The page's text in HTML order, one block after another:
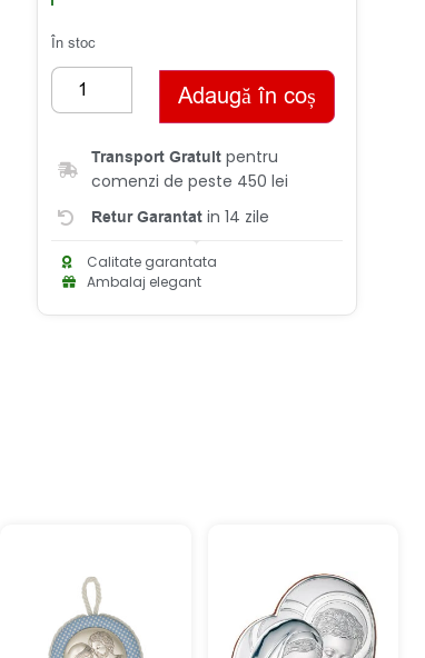
În stoc
Adaugă în coș
Transport Gratuit pentru
comenzi de peste 450 lei
Retur Garantat in 14 zile
Calitate garantata
Ambalaj elegant